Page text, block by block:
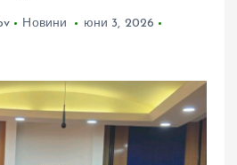
Новини
юни 3, 2026